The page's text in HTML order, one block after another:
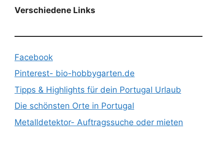
Verschiedene Links
Facebook
Pinterest- bio-hobbygarten.de
Tipps & Highlights für dein Portugal Urlaub
Die schönsten Orte in Portugal
Metalldetektor- Auftragssuche oder mieten